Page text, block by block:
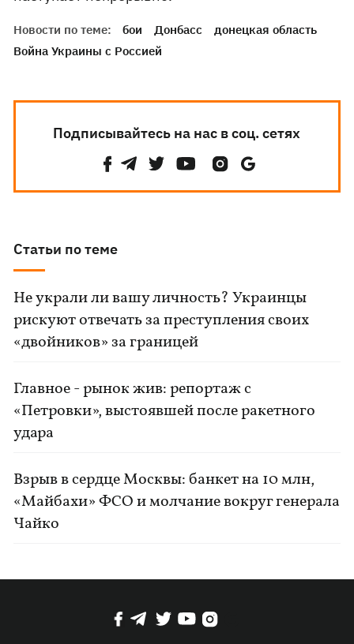
Новости по теме: бои Донбасс
донецкая область
Война Украины с Россией
Подписывайтесь на нас в соц. сетях
Статьи по теме
Не украли ли вашу личность? Украинцы
рискуют отвечать за преступления своих
«двойников» за границей
Главное - рынок жив: репортаж с
«Петровки», выстоявшей после ракетного
удара
Взрыв в сердце Москвы: банкет на 10 млн,
«Майбахи» ФСО и молчание вокруг генерала
Чайко